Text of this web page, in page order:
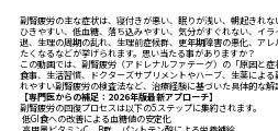
副腎疲労の主な症状は、寝付きが悪い、眠りが浅い、朝起きれ
ひきやすい、低血糖、落ち込みやすい、気分がすぐれない、イ
退、生理の周期の乱れ、生理前症候群、更年期障害の悪化、ア
たくなるなどが挙げられます。思い当たる事がありますか？
この動画では、副腎疲労（アドレナルファテーグ）の「原因と
食事、生活習慣、ドクターズサプリメントやハーブ、生薬によ
れやすい副腎疲労の検査法など、治療経験に基づいた具体的な解
【専門医からの補足：2026年版最新アプローチ】
副腎疲労の回復プロセスは以下の5ステップに集約されます。
低GI食への改善による血糖値の安定化